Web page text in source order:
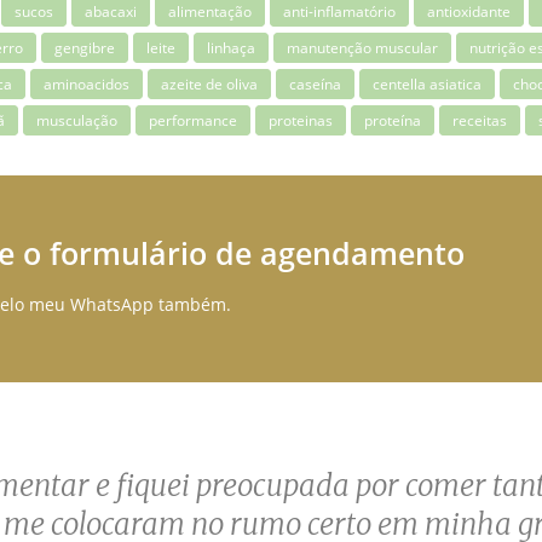
sucos abacaxi alimentação anti-inflamatório antioxidante
gengibre leite linhaça manutenção muscular nutrição
aminoacidos azeite de oliva caseína centella asiatica
musculação performance proteinas proteína receitas
o formulário de agendamento
meu WhatsApp também.
e fiquei preocupada por comer
colocaram no rumo certo em minha
eu me alimentar bem não resolvia
do resultado, resolveu o meu